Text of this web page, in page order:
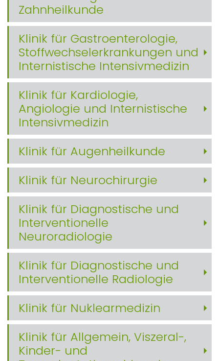
Zahnheilkunde
Klinik für Gastroenterologie,
Stoffwechselerkrankungen und
Internistische Intensivmedizin
Klinik für Kardiologie,
Angiologie und Internistische
Intensivmedizin
Klinik für Augenheilkunde
Klinik für Neurochirurgie
Klinik für Diagnostische und
Interventionelle
Neuroradiologie
Klinik für Diagnostische und
Interventionelle Radiologie
Klinik für Nuklearmedizin
Klinik für Allgemein, Viszeral-,
Kinder- und